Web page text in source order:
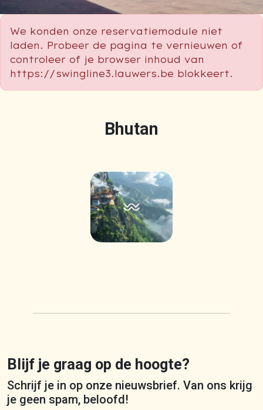
We konden onze reservatiemodule niet
laden. Probeer de pagina te vernieuwen of
controleer of je browser inhoud van
https://swingline3.lauwers.be blokkeert.
Bhutan
Blijf je graag op de hoogte?
Schrijf je in op onze nieuwsbrief. Van ons krijg
je geen spam, beloofd!